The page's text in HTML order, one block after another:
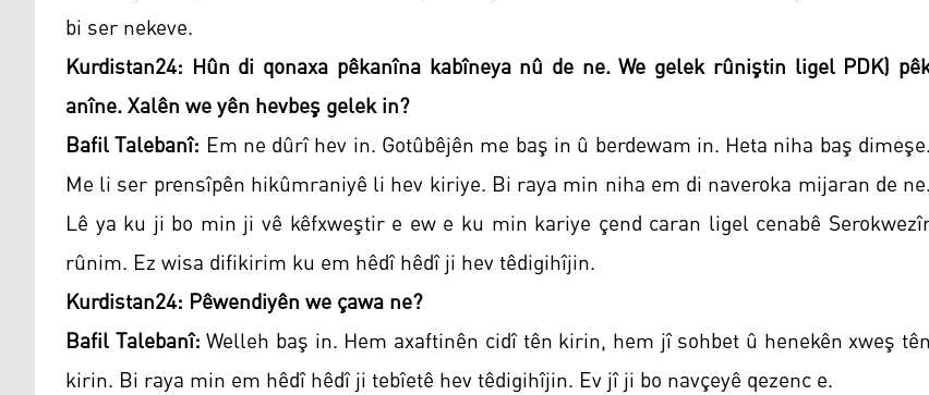
bi ser nekeve.
Kurdistan24: Hûn di qonaxa pêkanîna kabîneya nû de ne. We gelek rûniştin ligel PDK)
anîne. Xalên we yên hevbeş gelek in?
Bafil Talebanî: Em ne dûrî hev in. Gotûbêjên me baş in û berdewam in. Heta niha baş dimeşe.
Me li ser prensîpên hikûmraniyê li hev kiriye. Bi raya min niha em di naveroka mijaran de ne.
Lê ya ku ji bo min ji vê kêfxweştir e ew e ku min kariye çend caran ligel cenabê
rûnim. Ez wisa difikirim ku em hêdî hêdî ji hev têdigihîjin.
Kurdistan24: Pêwendiyên we çawa ne?
Bafil Talebanî:Welleh baş in. Hem axaftinên cidî tên kirin, hem jî sohbet û henekên xweş tên
kirin. Bi raya min em hêdî hêdî ji tebîetê hev têdigihîjin. Ev jî ji bo navçeyê qezenc e.